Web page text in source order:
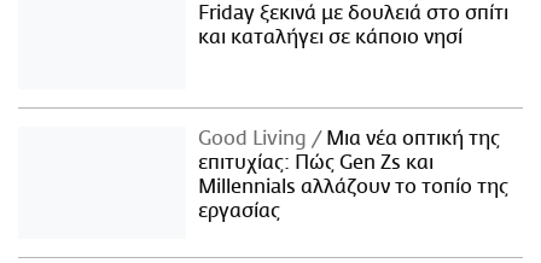
Friday ξεκινά με δουλειά στο σπίτι
και καταλήγει σε κάποιο νησί
Good Living
Μια νέα οπτική της
επιτυχίας: Πώς Gen Zs και
Millennials αλλάζουν το τοπίο της
εργασίας